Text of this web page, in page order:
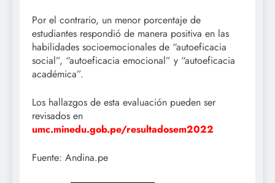
Por el contrario, un menor porcentaje de
estudiantes respondió de manera positiva en las
habilidades socioemocionales de “autoeficacia
social”, “autoeficacia emocional” y “autoeficacia
académica”.
Los hallazgos de esta evaluación pueden ser
revisados en
umc.minedu.gob.pe/resultadosem2022
Fuente: Andina.pe